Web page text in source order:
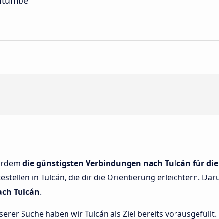
die günstigsten Verbindungen nach Tulcán für
in Tulcán, die dir die Orientierung erleichtern.
Tulcán.
Suche haben wir Tulcán als Ziel bereits